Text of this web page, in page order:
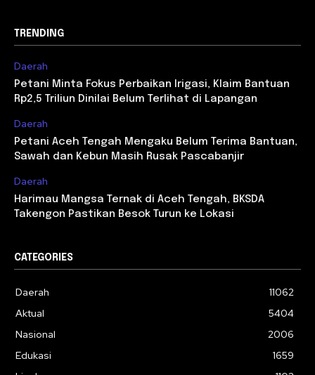
TRENDING
Daerah
Petani Minta Fokus Perbaikan Irigasi, Klaim Bantuan
Rp2,5 Triliun Dinilai Belum Terlihat di Lapangan
Daerah
Petani Aceh Tengah Mengaku Belum Terima Bantuan,
Sawah dan Kebun Masih Rusak Pascabanjir
Daerah
Harimau Mangsa Ternak di Aceh Tengah, BKSDA
Takengon Pastikan Besok Turun ke Lokasi
CATEGORIES
Daerah
11062
Aktual
5404
Nasional
2006
Edukasi
1659